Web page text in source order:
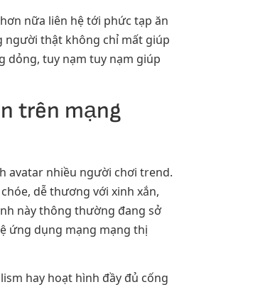
nữa liên hệ tới phức tạp ăn
người thật không chỉ mất giúp
dỏng, tuy nạm tuy nạm giúp
trên mạng
avatar nhiều người chơi trend.
dễ thương với xinh xắn,
này thông thường đang sở
ứng dụng mạng mạng thị
hay hoạt hình đầy đủ cống